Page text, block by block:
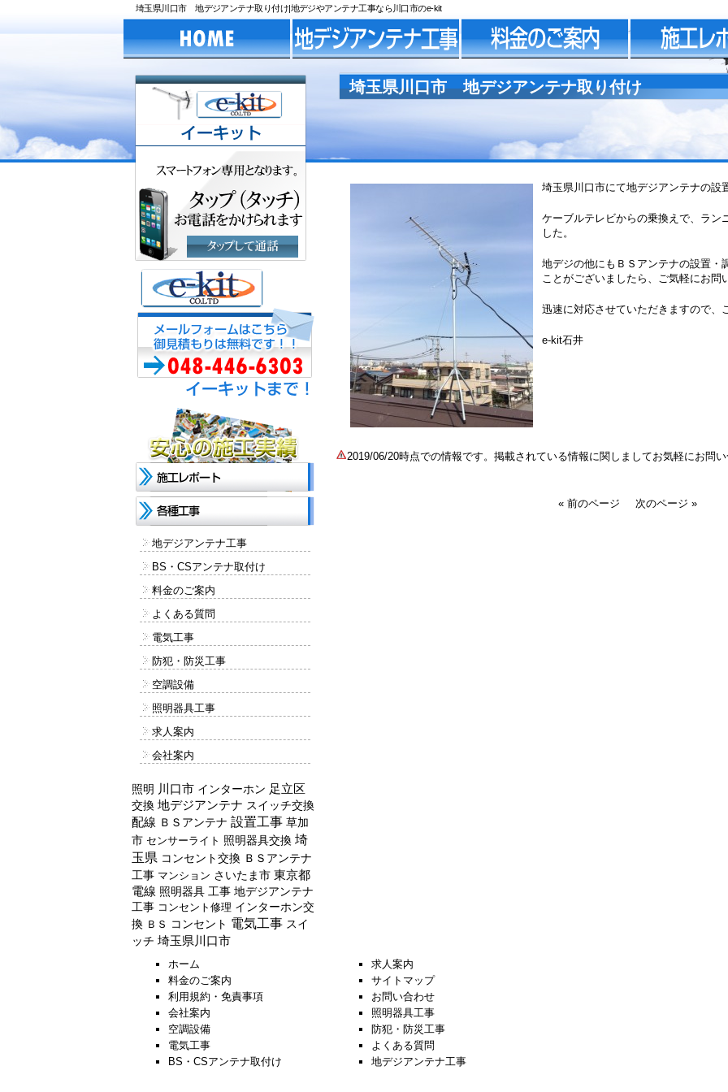
埼玉県川口市 地デジアンテナ取り付け|地デジやアンテナ工事なら川口市のe-kit
埼玉県川口市 地デジアンテナ取り付け
埼玉県川口市にて地デジアンテナの設
ケーブルテレビからの乗換えで、ラン
した。
地デジの他にもＢＳアンテナの設置・
ことがございましたら、ご気軽にお問
迅速に対応させていただきますので、
e-kit石井
2019/06/20時点での情報です。掲載されている情報に関しましてお気軽にお問い
« 前のページ 次のページ »
地デジアンテナ工事
BS・CSアンテナ取付け
料金のご案内
よくある質問
電気工事
防犯・防災工事
空調設備
照明器具工事
求人案内
会社案内
照明 川口市 インターホン 足立区
交換 地デジアンテナ スイッチ交換
配線 ＢＳアンテナ 設置工事 草加
市 センサーライト 照明器具交換 埼
玉県 コンセント交換 ＢＳアンテナ
工事 マンション さいたま市 東京都
電線 照明器具 工事 地デジアンテナ
工事 コンセント修理 インターホン交
換 ＢＳ コンセント 電気工事 スイ
ッチ 埼玉県川口市
ホーム
求人案内
料金のご案内
サイトマップ
利用規約・免責事項
お問い合わせ
会社案内
照明器具工事
空調設備
防犯・防災工事
電気工事
よくある質問
BS・CSアンテナ取付け
地デジアンテナ工事